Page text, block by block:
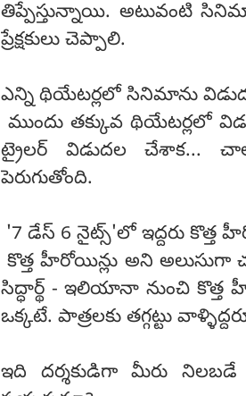
తిప్పేస్తున్నాయి. అటువంటి
ప్రేక్షకులు చెప్పాలి.
ఎన్ని థియేటర్లలో సినిమాను
ముందు తక్కువ థియేటర్లలో
ట్రైలర్ విడుదల చేశాక...
పెరుగుతోంది.
'7 డేస్ 6 నైట్స్'లో ఇద్దరు కొత్త
కొత్త హీరోయిన్లు అని
సిద్ధార్థ్ - ఇలియానా నుంచి కొత్త
ఒక్కటే. పాత్రలకు తగ్గట్టు
ఇది దర్శకుడిగా మీరు